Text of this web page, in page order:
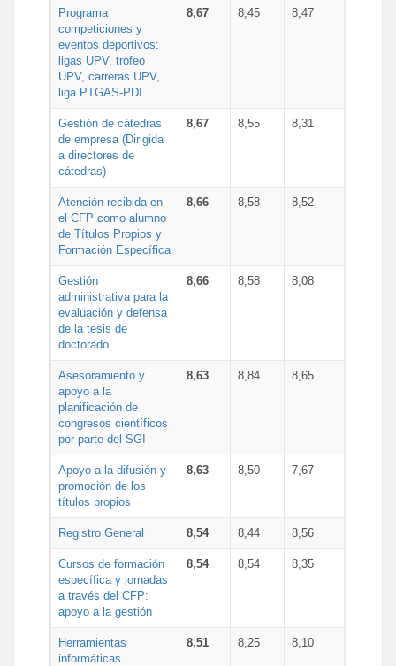
Programa
competiciones y
eventos deportivos:
ligas UPV, trofeo
UPV, carreras UPV,
liga PTGAS-PDI...
8,67 8,45 8,47
Gestión de cátedras
de empresa (Dirigida
a directores de
cátedras)
8,67 8,55 8,31
Atención recibida en
el CFP como alumno
de Títulos Propios y
Formación Específica
8,66 8,58 8,52
Gestión
administrativa para la
evaluación y defensa
de la tesis de
doctorado
8,66 8,58 8,08
Asesoramiento y
apoyo a la
planificación de
congresos científicos
por parte del SGI
8,63 8,84 8,65
Apoyo a la difusión y
promoción de los
títulos propios
8,63 8,50 7,67
Registro General 8,54 8,44 8,56
Cursos de formación
específica y jornadas
a través del CFP:
apoyo a la gestión
8,54 8,54 8,35
Herramientas
informáticas
8,51 8,25 8,10